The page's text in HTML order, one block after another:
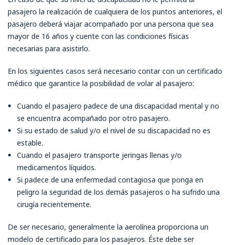
pasajero la realización de cualquiera de los puntos anteriores, el
pasajero deberá viajar acompañado por una persona que sea
mayor de 16 años y cuente con las condiciones físicas
necesarias para asistirlo.
En los siguientes casos será necesario contar con un certificado
médico que garantice la posibilidad de volar al pasajero:
Cuando el pasajero padece de una discapacidad mental y no
se encuentra acompañado por otro pasajero.
Si su estado de salud y/o el nivel de su discapacidad no es
estable.
Cuando el pasajero transporte jeringas llenas y/o
medicamentos líquidos.
Si padece de una enfermedad contagiosa que ponga en
peligro la seguridad de los demás pasajeros o ha sufrido una
cirugía recientemente.
De ser necesario, generalmente la aerolínea proporciona un
modelo de certificado para los pasajeros. Éste debe ser